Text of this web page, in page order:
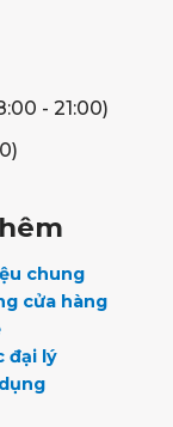
- 21:00)
chung
cửa hàng
đại lý